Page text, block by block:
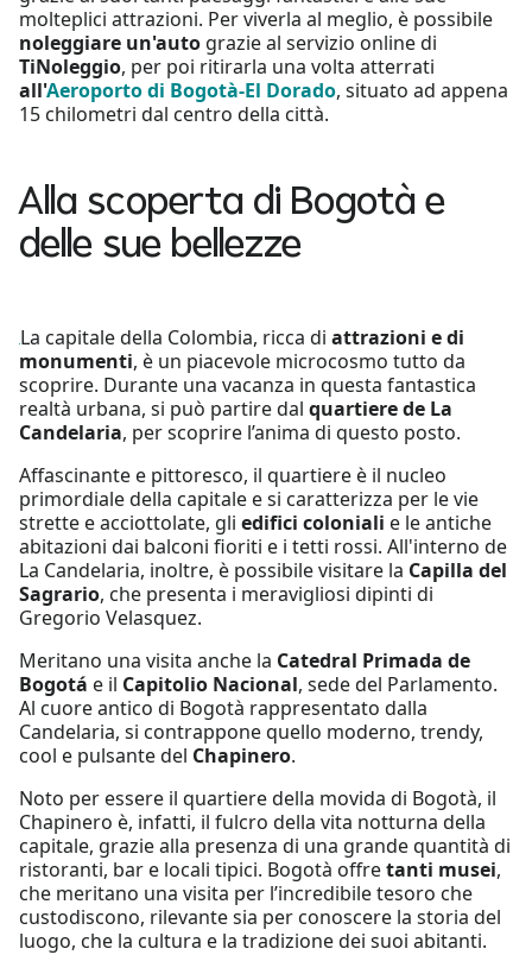
molteplici attrazioni. Per viverla al meglio, è possibile
noleggiare un'auto grazie al servizio online di
TiNoleggio, per poi ritirarla una volta atterrati
all'Aeroporto di Bogotà-El Dorado, situato ad appena
15 chilometri dal centro della città.
Alla scoperta di Bogotà e
delle sue bellezze
La capitale della Colombia, ricca di attrazioni e di
monumenti, è un piacevole microcosmo tutto da
scoprire. Durante una vacanza in questa fantastica
realtà urbana, si può partire dal quartiere de La
Candelaria, per scoprire l’anima di questo posto.
Affascinante e pittoresco, il quartiere è il nucleo
primordiale della capitale e si caratterizza per le vie
strette e acciottolate, gli edifici coloniali e le antiche
abitazioni dai balconi fioriti e i tetti rossi. All'interno de
La Candelaria, inoltre, è possibile visitare la Capilla del
Sagrario, che presenta i meravigliosi dipinti di
Gregorio Velasquez.
Meritano una visita anche la Catedral Primada de
Bogotá e il Capitolio Nacional, sede del Parlamento.
Al cuore antico di Bogotà rappresentato dalla
Candelaria, si contrappone quello moderno, trendy,
cool e pulsante del Chapinero.
Noto per essere il quartiere della movida di Bogotà, il
Chapinero è, infatti, il fulcro della vita notturna della
capitale, grazie alla presenza di una grande quantità di
ristoranti, bar e locali tipici. Bogotà offretanti musei,
che meritano una visita per l’incredibile tesoro che
custodiscono, rilevante sia per conoscere la storia del
luogo, che la cultura e la tradizione dei suoi abitanti.